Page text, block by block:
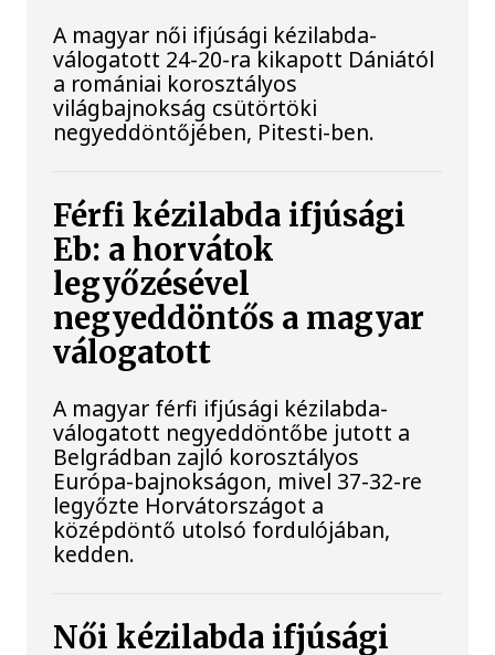
A magyar női ifjúsági kézilabda-
válogatott 24-20-ra kikapott Dániától
a romániai korosztályos
világbajnokság csütörtöki
negyeddöntőjében, Pitesti-ben.
Férfi kézilabda ifjúsági
Eb: a horvátok
legyőzésével
negyeddöntős a magyar
válogatott
A magyar férfi ifjúsági kézilabda-
válogatott negyeddöntőbe jutott a
Belgrádban zajló korosztályos
Európa-bajnokságon, mivel 37-32-re
legyőzte Horvátországot a
középdöntő utolsó fordulójában,
kedden.
Női kézilabda ifjúsági